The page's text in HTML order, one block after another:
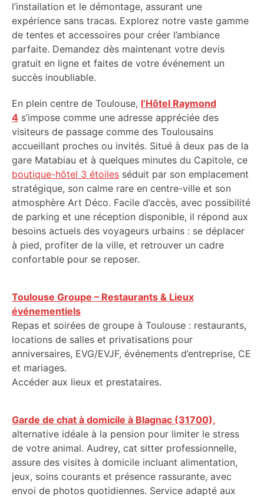
l’installation et le démontage, assurant une
expérience sans tracas. Explorez notre vaste gamme
de tentes et accessoires pour créer l’ambiance
parfaite. Demandez dès maintenant votre devis
gratuit en ligne et faites de votre événement un
succès inoubliable.
En plein centre de Toulouse, l’Hôtel Raymond
4 s’impose comme une adresse appréciée des
visiteurs de passage comme des Toulousains
accueillant proches ou invités. Situé à deux pas de la
gare Matabiau et à quelques minutes du Capitole, ce
boutique-hôtel 3 étoiles séduit par son emplacement
stratégique, son calme rare en centre-ville et son
atmosphère Art Déco. Facile d’accès, avec possibilité
de parking et une réception disponible, il répond aux
besoins actuels des voyageurs urbains : se déplacer
à pied, profiter de la ville, et retrouver un cadre
confortable pour se reposer.
Toulouse Groupe – Restaurants & Lieux
événementiels
Repas et soirées de groupe à Toulouse : restaurants,
locations de salles et privatisations pour
anniversaires, EVG/EVJF, événements d’entreprise, CE
et mariages.
Accéder aux lieux et prestataires.
Garde de chat à domicile à Blagnac (31700),
alternative idéale à la pension pour limiter le stress
de votre animal. Audrey, cat sitter professionnelle,
assure des visites à domicile incluant alimentation,
jeux, soins courants et présence rassurante, avec
envoi de photos quotidiennes. Service adapté aux